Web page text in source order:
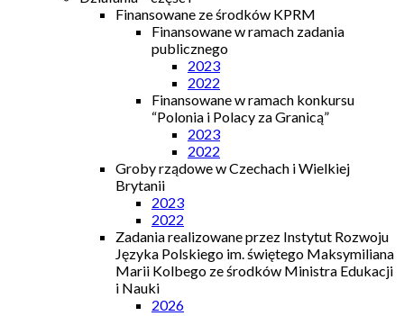
Finansowane ze środków KPRM
Finansowane w ramach zadania
publicznego
2023
2022
Finansowane w ramach konkursu
“Polonia i Polacy za Granicą”
2023
2022
Groby rządowe w Czechach i Wielkiej
Brytanii
2023
2022
Zadania realizowane przez Instytut Rozwoju
Języka Polskiego im. świętego Maksymiliana
Marii Kolbego ze środków Ministra Edukacji
i Nauki
2026